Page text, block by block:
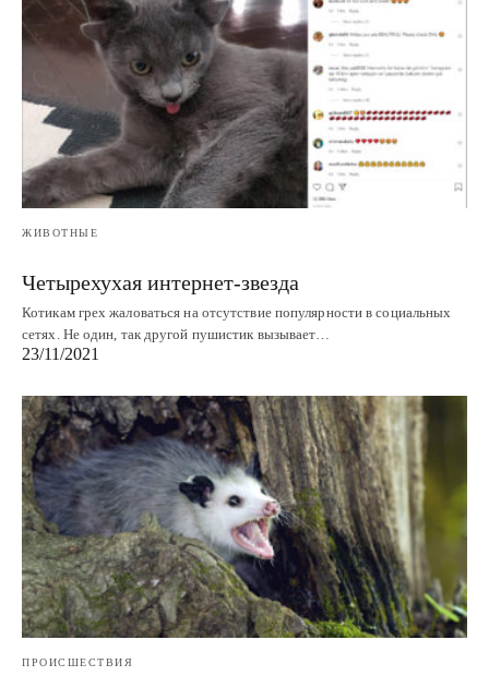
ЖИВОТНЫЕ
Четырехухая интернет-звезда
Котикам грех жаловаться на отсутствие популярности в социальных
сетях. Не один, так другой пушистик вызывает…
23/11/2021
ПРОИСШЕСТВИЯ